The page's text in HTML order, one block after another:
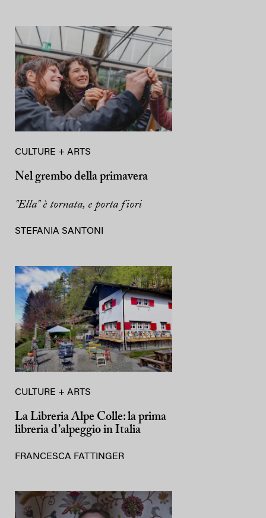
CULTURE + ARTS
Nel grembo della primavera
"Ella" è tornata, e porta fiori
STEFANIA SANTONI
CULTURE + ARTS
La Libreria Alpe Colle: la prima
libreria d’alpeggio in Italia
FRANCESCA FATTINGER